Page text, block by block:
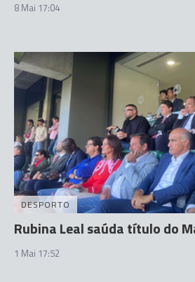
8 Mai 17:04
DESPORTO
Rubina Leal saúda título do
1 Mai 17:52